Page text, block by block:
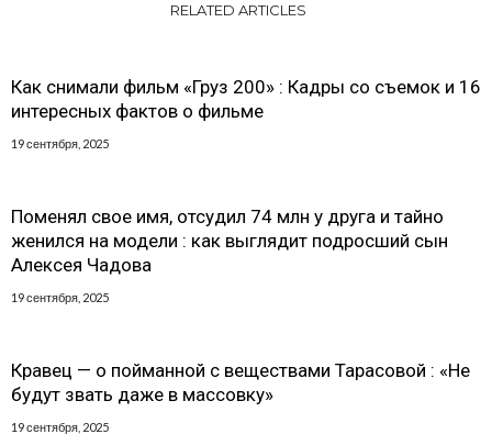
RELATED ARTICLES
Как снимали фильм «Груз 200» : Кадры со съемок и 16
интересных фактов о фильме
19 сентября, 2025
Поменял свое имя, отсудил 74 млн у друга и тайно
женился на модели : как выглядит подросший сын
Алексея Чадова
19 сентября, 2025
Кравец — о пойманной с веществами Тарасовой : «Не
будут звать даже в массовку»
19 сентября, 2025